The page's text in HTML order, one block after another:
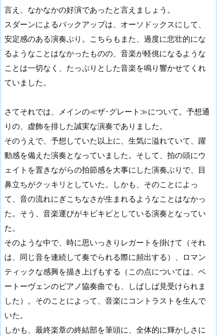
言え、なかなかの好演であったと言えましょう。
スダーンによるバックアップは、オーソドックスにして、
安定感のある演奏ぶり。こちらもまた、過度に悲壮的にな
るようなことはなかったものの、音楽が軽佻になるような
ことは一切なく、たっぷりとした音楽を鳴り響かせてくれ
ていました。
さてそれでは、メインの≪ザ･グレート≫について。予想通
りの、虚飾を排した誠実な演奏でありました。
そのうえで、予想していた以上に、生気に溢れていて、躍
動感を備えた演奏となっていました。そして、拍の頭にウ
ェイトを置きながらの拍節感を大事にした演奏ぶりで、目
鼻立ちがクッキリとしていた。しかも、そのことによっ
て、音の流れにぎこちなさが生まれるようなことはなかっ
た。そう、音楽運びがキビキビとしている演奏となってい
た。
そのような中で、時に思いっきりレガートを掛けて（それ
は、同じ音を連続して奏でられる際に頻出する）、ロマン
ティックな感興を描き上げもする（この点については、ベ
ートーヴェンのピアノ協奏曲でも、しばしば見受けられま
した）。そのことによって、音楽にコントラストを生んで
いた。
しかも、最終楽章の終結部を筆頭に、全体的に輝かしさに